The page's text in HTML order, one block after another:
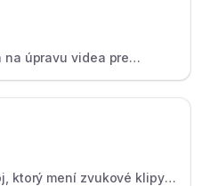
úpravu videa pre
tímovú prácu v reálnom
ktorý mení zvukové klipy